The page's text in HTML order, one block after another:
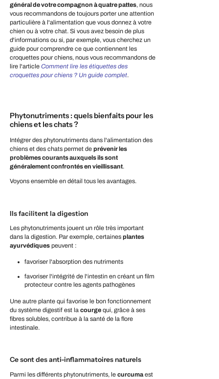
général de votre compagnon à quatre pattes, nous
vous recommandons de toujours porter une attention
particulière à l'alimentation que vous donnez à votre
chien ou à votre chat. Si vous avez besoin de plus
d'informations ou si, par exemple, vous cherchez un
guide pour comprendre ce que contiennent les
croquettes pour chiens, nous vous recommandons de
lire l'article Comment lire les étiquettes des
croquettes pour chiens ? Un guide complet.
Phytonutriments : quels bienfaits pour les
chiens et les chats ?
Intégrer des phytonutriments dans l'alimentation des
chiens et des chats permet de prévenir les
problèmes courants auxquels ils sont
généralement confrontés en vieillissant.
Voyons ensemble en détail tous les avantages.
Ils facilitent la digestion
Les phytonutriments jouent un rôle très important
dans la digestion. Par exemple, certaines plantes
ayurvédiques peuvent :
favoriser l'absorption des nutriments
favoriser l'intégrité de l'intestin en créant un film
protecteur contre les agents pathogènes
Une autre plante qui favorise le bon fonctionnement
du système digestif est la courge qui, grâce à ses
fibres solubles, contribue à la santé de la flore
intestinale.
Ce sont des anti-inflammatoires naturels
Parmi les différents phytonutriments, le curcumaest